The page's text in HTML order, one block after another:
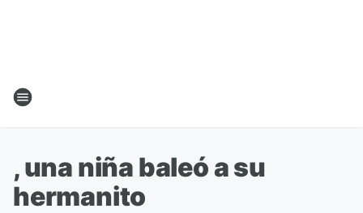
, una niña baleó a su
hermanito